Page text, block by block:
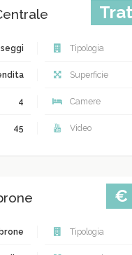
Tipologia
Superficie
4 Camere
45 Video
€
Tipologia